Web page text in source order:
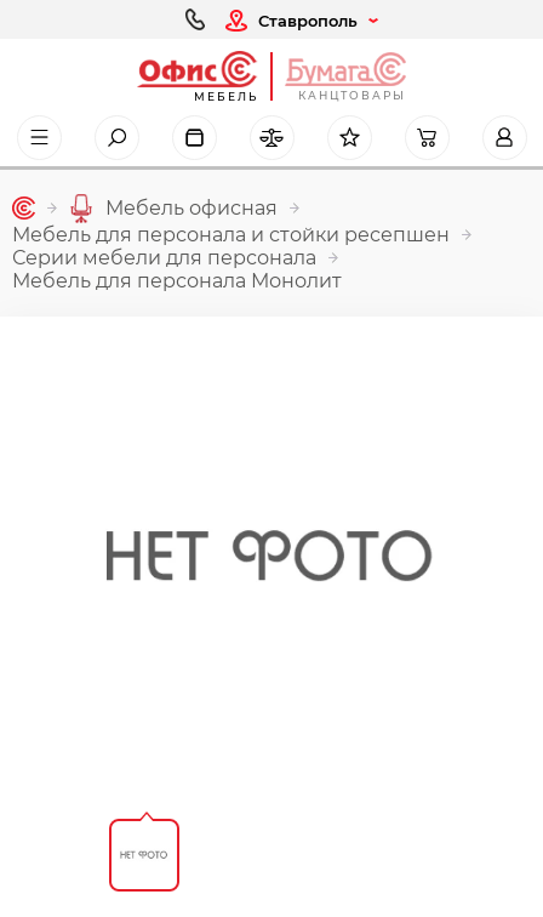
Ставрополь
МЕБЕЛЬ КАНЦТОВАРЫ
Мебель офисная
Мебель для персонала и стойки ресепшен
Серии мебели для персонала
Мебель для персонала Монолит